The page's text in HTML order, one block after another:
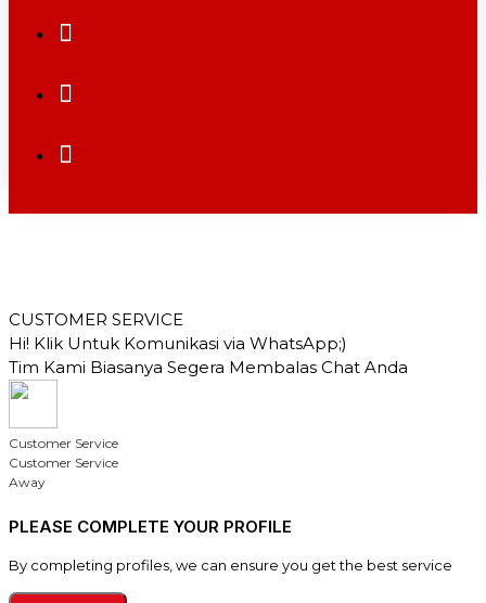
CUSTOMER SERVICE
Hi! Klik Untuk Komunikasi via WhatsApp;)
Tim Kami Biasanya Segera Membalas Chat Anda
Customer Service
Customer Service
Away
PLEASE COMPLETE YOUR PROFILE
By completing profiles, we can ensure you get the best service